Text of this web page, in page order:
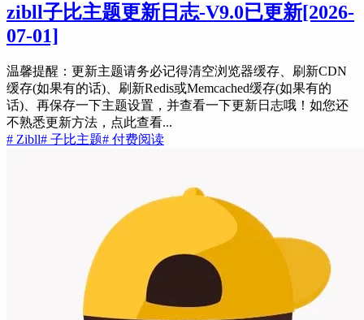
zibll子比主题更新日志-V9.0已更新[2026-
07-01]
温馨提醒：更新主题请务必记得清空浏览器缓存、刷新CDN
缓存(如果有的话)、刷新Redis或Memcached缓存(如果有的
话)、再保存一下主题设置，并查看一下更新日志哦！如您还
不熟悉更新方法，点此查看...
# Zibll# 子比主题# 付费阅读